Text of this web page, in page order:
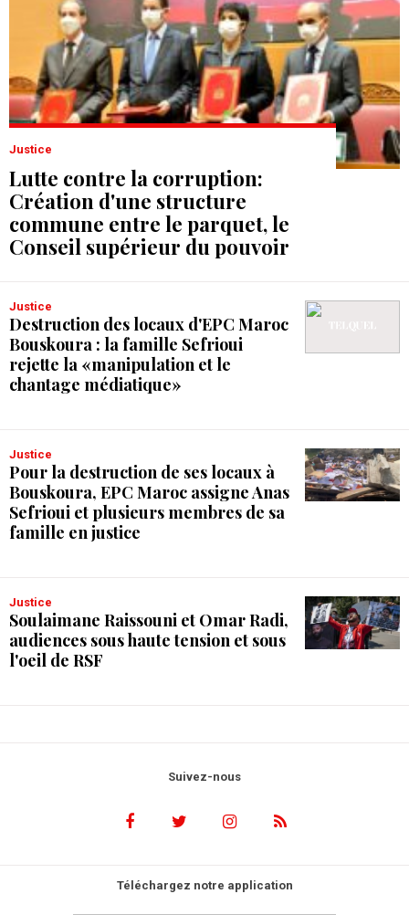
Justice
Lutte contre la corruption:
Création d'une structure
commune entre le parquet, le
Conseil supérieur du pouvoir
Justice
Destruction des locaux d'EPC Maroc
Bouskoura : la famille Sefrioui
rejette la «manipulation et le
chantage médiatique»
Justice
Pour la destruction de ses locaux à
Bouskoura, EPC Maroc assigne Anas
Sefrioui et plusieurs membres de sa
famille en justice
Justice
Soulaimane Raissouni et Omar Radi,
audiences sous haute tension et sous
l'oeil de RSF
Suivez-nous
Téléchargez notre application